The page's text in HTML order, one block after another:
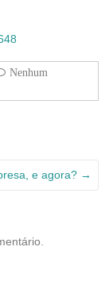
Nenhum
e agora? →